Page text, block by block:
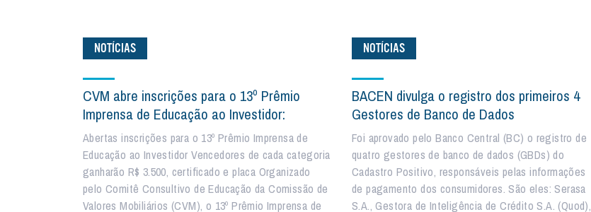
NOTÍCIAS
CVM abre inscrições para o 13º Prêmio
Imprensa de Educação ao Investidor:
Abertas inscrições para o 13º Prêmio Imprensa de
Educação ao Investidor Vencedores de cada categoria
ganharão R$ 3.500, certificado e placa Organizado
pelo Comitê Consultivo de Educação da Comissão de
Valores Mobiliários (CVM), o 13º Prêmio Imprensa de
NOTÍCIAS
BACEN divulga o registro dos primeiros 4
Gestores de Banco de Dados
Foi aprovado pelo Banco Central (BC) o registro de
quatro gestores de banco de dados (GBDs) do
Cadastro Positivo, responsáveis pelas informações
de pagamento dos consumidores. São eles: Serasa
S.A., Gestora de Inteligência de Crédito S.A. (Quod),